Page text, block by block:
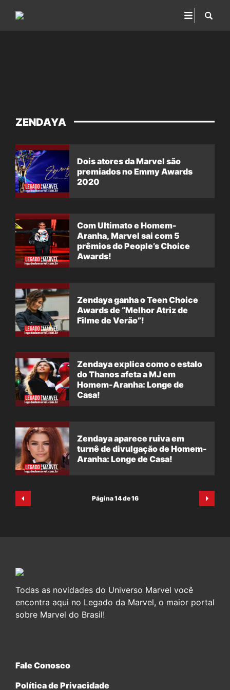
ZENDAYA
Dois atores da Marvel são
premiados no Emmy Awards
2020
Com Ultimato e Homem-
Aranha, Marvel sai com 5
prêmios do People’s Choice
Awards!
Zendaya ganha o Teen Choice
Awards de “Melhor Atriz de
Filme de Verão”!
Zendaya explica como o estalo
do Thanos afeta a MJ em
Homem-Aranha: Longe de
Casa!
Zendaya aparece ruiva em
turnê de divulgação de Homem-
Aranha: Longe de Casa!
Página 14 de 16
Todas as novidades do Universo Marvel você
encontra aqui no Legado da Marvel, o maior portal
sobre Marvel do Brasil!
Fale Conosco
Política de Privacidade